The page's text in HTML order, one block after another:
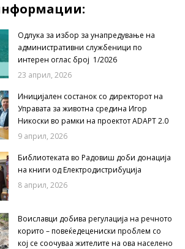
Одлука за избор за унапредување на
административни службеници по
интерен оглас број 1/2026
23 април, 2026
Иницијален состанок со директорот на
Управата за животна средина Игор
Никоски во рамки на проектот ADAPT 2.0
9 април, 2026
Библиотеката во Радовиш доби донација
на книги од Електродистрибуција
8 април, 2026
Воиславци добива регулација на речното
корито – повеќедецениски проблем со
кој се соочуваа жителите на ова населено